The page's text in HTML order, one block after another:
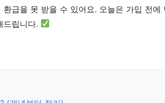
급을 못 받을 수 있어요. 오늘은 가입 전
드립니다.